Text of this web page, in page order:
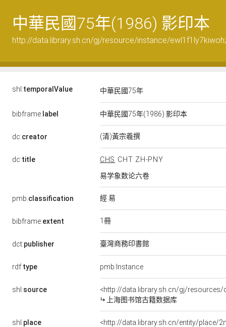
中華民國75年(1986) 影印本
http://data.library.sh.cn/gj/resource/instance/
shl:temporalValue 中華民國75年
bibframe:label 中華民國75年(1986) 影印本
dc:creator (清)黃宗羲撰
dc:title CHS CHT ZH-PNY
易学象数论六卷
pmb:classification 經 易
bibframe:extent 1冊
dct:publisher 臺灣商務印書館
rdf:type pmb:Instance
shl:source
<http://data.library.sh.cn/gj/
上海图书馆古籍数据库
shl:place
<http://data.library.sh.cn/entity/place/